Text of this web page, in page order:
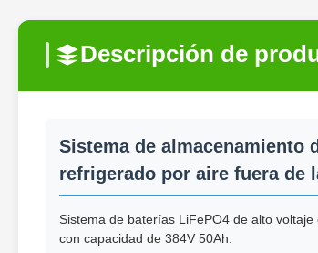
Descripción de
Sistema de almacenamiento
refrigerado por aire fuera de
Sistema de baterías LiFePO4 de alto
con capacidad de 384V 50Ah.